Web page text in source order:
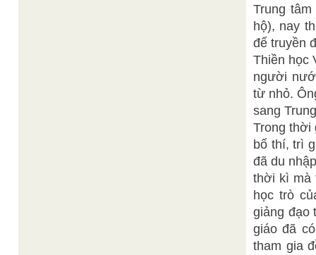
Trung
hộ), nay
để truyền
Thiền học
người
từ nhỏ.
sang
Trong thời
bố thí, trì
đã du
thời kì mà
học trò
giảng đạo
giáo đã
tham gia